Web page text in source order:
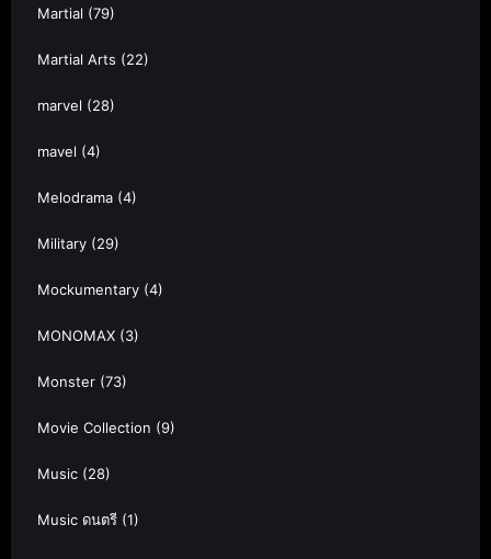
Martial (79)
Martial Arts (22)
marvel (28)
mavel (4)
Melodrama (4)
Military (29)
Mockumentary (4)
MONOMAX (3)
Monster (73)
Movie Collection (9)
Music (28)
Music ดนตรี (1)